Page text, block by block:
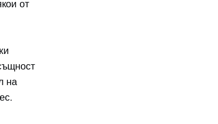
от
на